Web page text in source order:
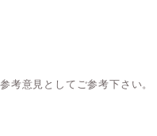
考意見としてご参考下さい。